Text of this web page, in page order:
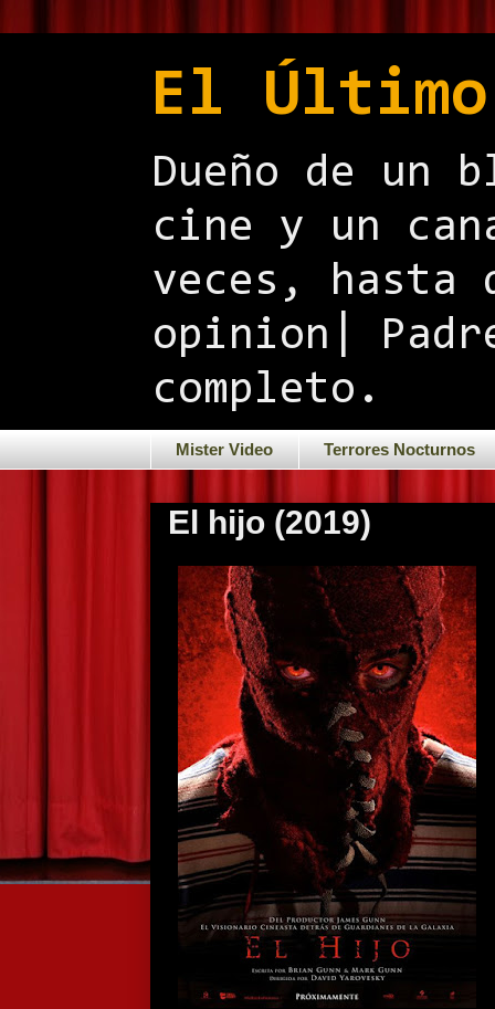
El
Dueño de un
cine y un
veces, hasta
opinion|
completo.
Mister Video Terrores Nocturnos
El hijo (2019)